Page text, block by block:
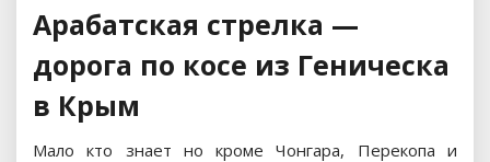
Арабатская стрелка —
дорога по косе из Геническа
в Крым
Мало кто знает но кроме Чонгара, Перекопа и